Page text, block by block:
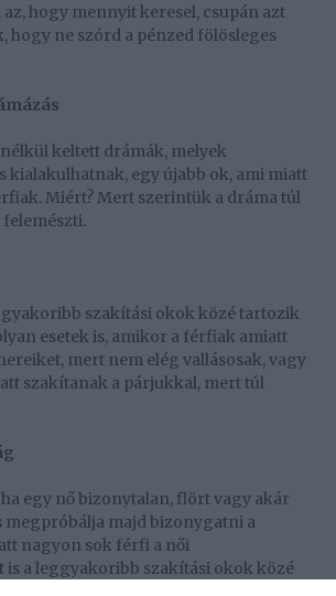
hogy mennyit keresel, csupán azt
hogy ne szórd a pénzed fölösleges
keltett drámák, melyek
kialakulhatnak, egy újabb ok, ami miatt
Miért? Mert szerintük a dráma túl
szakítási okok közé tartozik
esetek is, amikor a férfiak amiatt
mert nem elég vallásosak, vagy
szakítanak a párjukkal, mert túl
egy nő bizonytalan, flört vagy akár
megpróbálja majd bizonygatni a
nagyon sok férfi a női
is a leggyakoribb szakítási okok közé